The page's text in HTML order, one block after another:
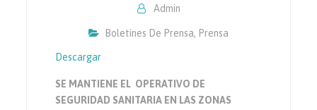
Admin
Boletines De Prensa, Prensa
Descargar
SE MANTIENE EL OPERATIVO DE
SEGURIDAD SANITARIA EN LAS ZONAS